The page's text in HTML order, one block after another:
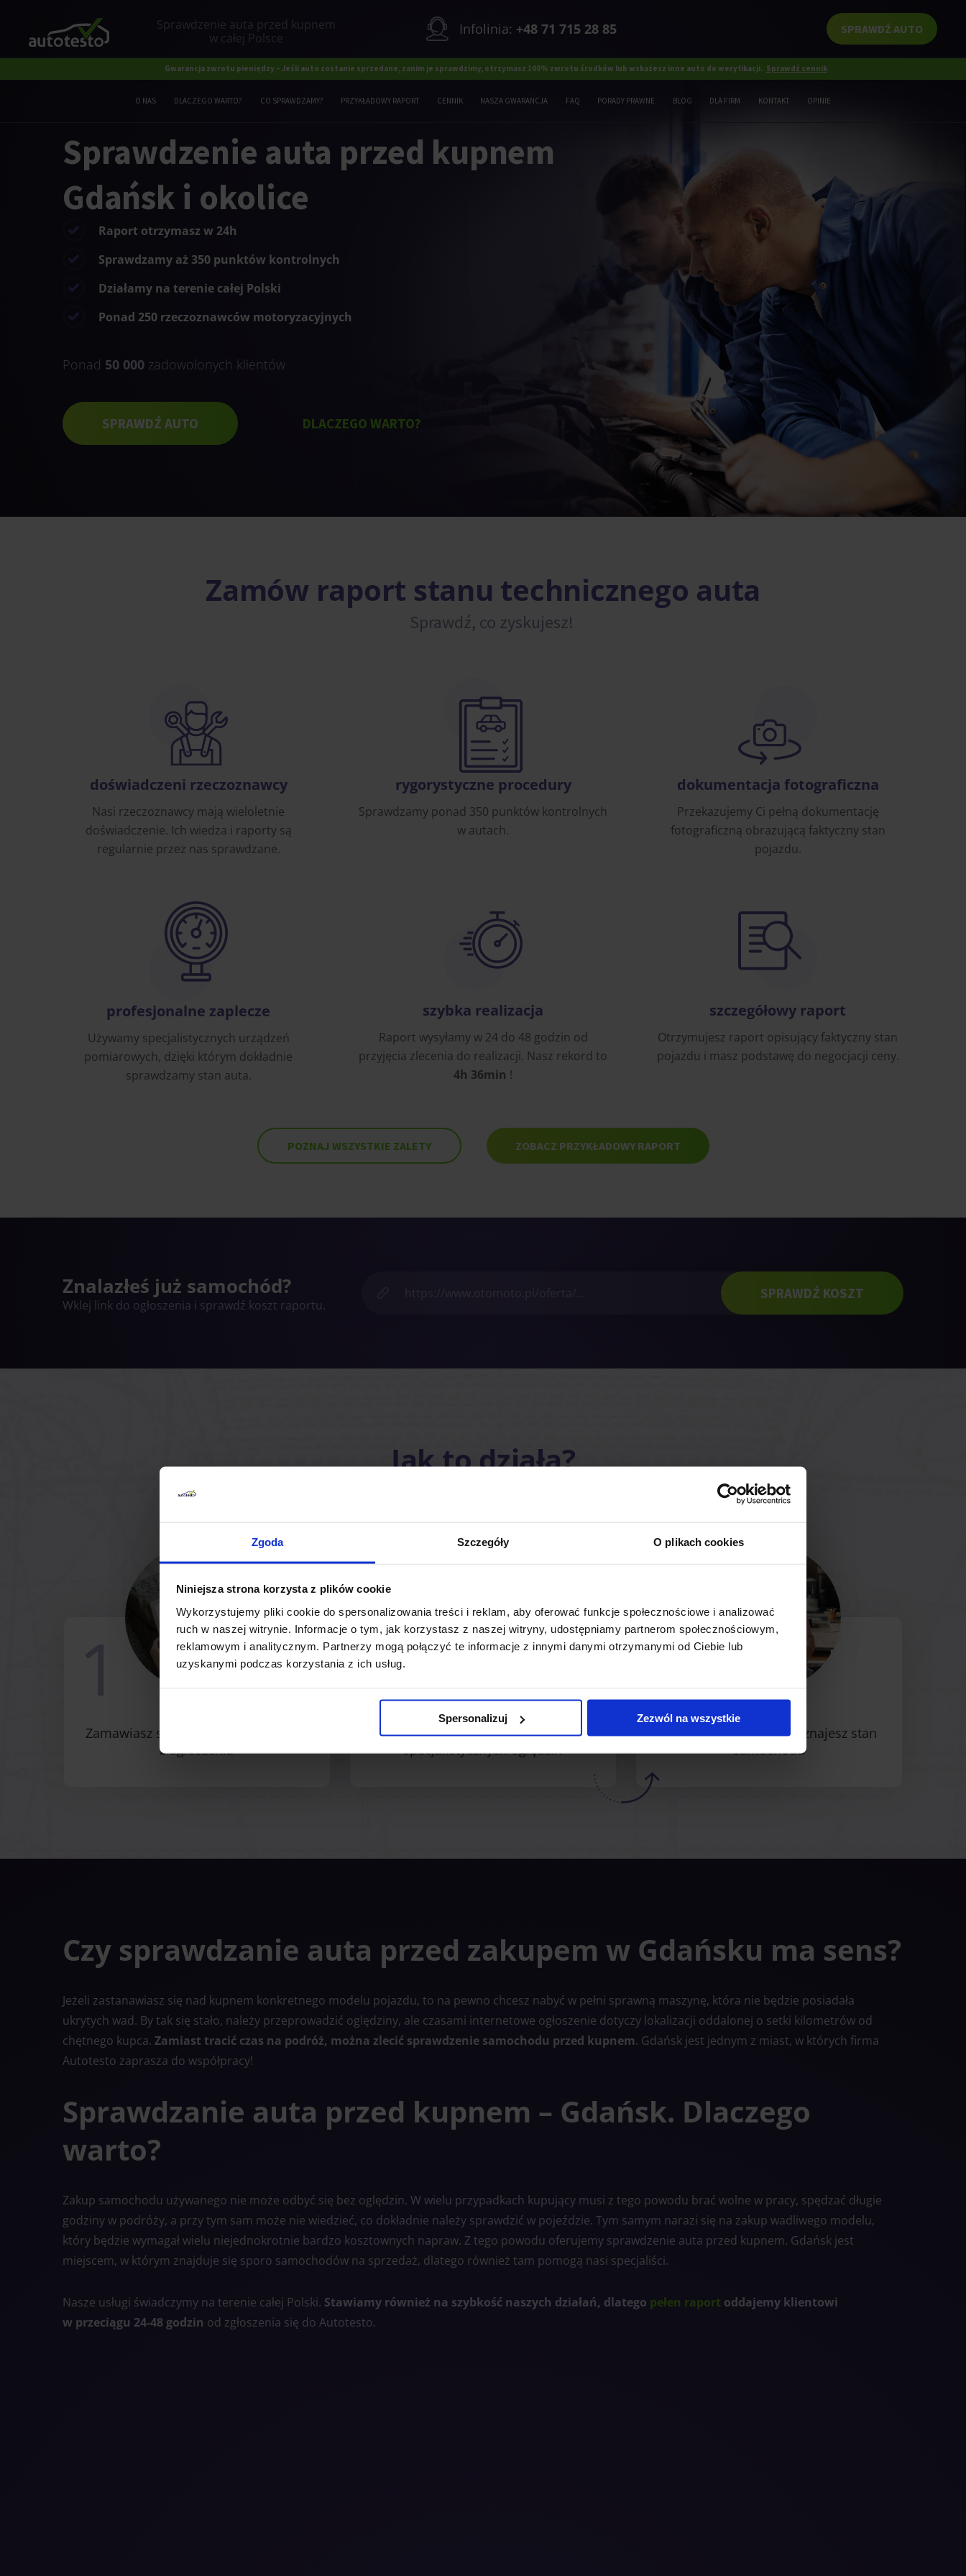
Zgoda Szczegóły O plikach cookies
Niniejsza strona korzysta z plików cookie
Wykorzystujemy pliki cookie do spersonalizowania treści i reklam, aby oferować funkcje społecznościowe i analizować
ruch w naszej witrynie. Informacje o tym, jak korzystasz z naszej witryny, udostępniamy partnerom społecznościowym,
reklamowym i analitycznym. Partnerzy mogą połączyć te informacje z innymi danymi otrzymanymi od Ciebie lub
uzyskanymi podczas korzystania z ich usług.
Spersonalizuj Zezwól na wszystkie
Sprawdzenie auta przed kupnem
w całej Polsce
Infolinia: +48 71 715 28 85 SPRAWDŹ AUTO
Gwarancja zwrotu pieniędzy – Jeśli auto zostanie sprzedane, zanim je sprawdzimy, otrzymasz 100% zwrotu środków lub wskażesz inne auto do weryfikacji. Sprawdź cennik
O NAS DLACZEGO WARTO? CO SPRAWDZAMY? PRZYKŁADOWY RAPORT CENNIK NASZA GWARANCJA FAQ PORADY PRAWNE BLOG DLA FIRM KONTAKT OPINIE
Sprawdzenie auta przed kupnem
Gdańsk i okolice
Raport otrzymasz w 24h
Sprawdzamy aż 350 punktów kontrolnych
Działamy na terenie całej Polski
Ponad 250 rzeczoznawców motoryzacyjnych
Ponad 50 000 zadowolonych klientów
SPRAWDŹ AUTO DLACZEGO WARTO?
Zamów raport stanu technicznego auta
Sprawdź, co zyskujesz!
doświadczeni rzeczoznawcy
Nasi rzeczoznawcy mają wieloletnie
doświadczenie. Ich wiedza i raporty są
regularnie przez nas sprawdzane.
rygorystyczne procedury
Sprawdzamy ponad 350 punktów kontrolnych
w autach.
dokumentacja fotograficzna
Przekazujemy Ci pełną dokumentację
fotograficzną obrazującą faktyczny stan
pojazdu.
profesjonalne zaplecze
Używamy specjalistycznych urządzeń
pomiarowych, dzięki którym dokładnie
sprawdzamy stan auta.
szybka realizacja
Raport wysyłamy w 24 do 48 godzin od
przyjęcia zlecenia do realizacji. Nasz rekord to
4h 36min !
szczegółowy raport
Otrzymujesz raport opisujący faktyczny stan
pojazdu i masz podstawę do negocjacji ceny.
POZNAJ WSZYSTKIE ZALETY ZOBACZ PRZYKŁADOWY RAPORT
Znalazłeś już samochód?
Wklej link do ogłoszenia i sprawdź koszt raportu.
SPRAWDŹ KOSZT
Jak to działa?
Zamawiasz sprawdzenie samochodu
z ogłoszenia
2
Rzeczoznawca dokonuje
specjalistycznych oględzin
3
Otrzymujesz raport i poznajesz stan
samochodu
Czy sprawdzanie auta przed zakupem w Gdańsku ma sens?
Jeżeli zastanawiasz się nad kupnem konkretnego modelu pojazdu, to na pewno chcesz nabyć w pełni sprawną maszynę, która nie będzie posiadała
ukrytych wad. By tak się stało, należy przeprowadzić oględziny, ale czasami internetowe ogłoszenie dotyczy lokalizacji oddalonej o setki kilometrów od
chętnego kupca. Zamiast tracić czas na podróż, można zlecić sprawdzenie samochodu przed kupnem. Gdańsk jest jednym z miast, w których firma
Autotesto zaprasza do współpracy!
Sprawdzanie auta przed kupnem – Gdańsk. Dlaczego
warto?
Zakup samochodu używanego nie może odbyć się bez oględzin. W wielu przypadkach kupujący musi z tego powodu brać wolne w pracy, spędzać długie
godziny w podróży, a przy tym sam może nie wiedzieć, co dokładnie należy sprawdzić w pojeździe. Tym samym narazi się na zakup wadliwego modelu,
który będzie wymagał wielu niejednokrotnie bardzo kosztownych napraw. Z tego powodu oferujemy sprawdzenie auta przed kupnem. Gdańsk jest
miejscem, w którym znajduje się sporo samochodów na sprzedaż, dlatego również tam pomogą nasi specjaliści.
Nasze usługi świadczymy na terenie całej Polski. Stawiamy również na szybkość naszych działań, dlatego pełen raport oddajemy klientowi
w przeciągu 24-48 godzin od zgłoszenia się do Autotesto.